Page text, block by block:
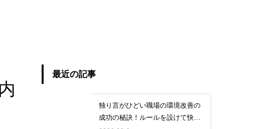
最近の記事
独り言がひどい職場の環境改善の
成功の秘訣！ルールを設けて快適